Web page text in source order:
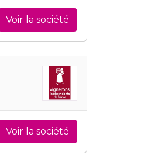
Voir la société
Voir la société